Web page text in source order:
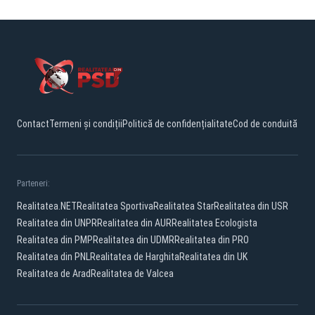
ContactTermeni și condițiiPolitică de confidențialitateCod de conduită
Parteneri:
Realitatea.NETRealitatea SportivaRealitatea StarRealitatea din USR
Realitatea din UNPRRealitatea din AURRealitatea Ecologista
Realitatea din PMPRealitatea din UDMRRealitatea din PRO
Realitatea din PNLRealitatea de HarghitaRealitatea din UK
Realitatea de Arad Realitatea de Valcea